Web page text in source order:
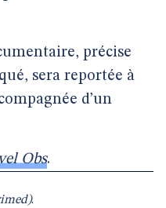
précise
sera reportée à
d’un
Obs.
.